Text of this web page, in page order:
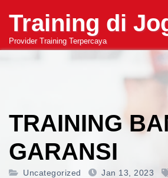
content
Training di
Provider Training Terpercaya
TRAINING
GARANSI
Uncategorized Jan 13, 2023